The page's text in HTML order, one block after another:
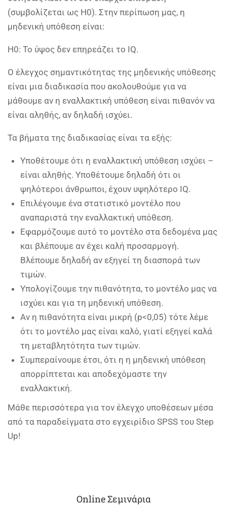
(συμβολίζεται ως Η0). Στην περίπωση μας, η
μηδενική υπόθεση είναι:
Η0: Το ύψος δεν επηρεάζει το IQ.
Ο έλεγχος σημαντικότητας της μηδενικής υπόθεσης
είναι μια διαδικασία που ακολουθούμε για να
μάθουμε αν η εναλλακτική υπόθεση είναι πιθανόν να
είναι αληθής, αν δηλαδή ισχύει.
Τα βήματα της διαδικασίας είναι τα εξής:
Υποθέτουμε ότι η εναλλακτική υπόθεση ισχύει –
είναι αληθής. Υποθέτουμε δηλαδή ότι οι
ψηλότεροι άνθρωποι, έχουν υψηλότερο IQ.
Επιλέγουμε ένα στατιστικό μοντέλο που
αναπαριστά την εναλλακτική υπόθεση.
Εφαρμόζουμε αυτό το μοντέλο στα δεδομένα μας
και βλέπουμε αν έχει καλή προσαρμογή.
Βλέπουμε δηλαδή αν εξηγεί τη διασπορά των
τιμών.
Υπολογίζουμε την πιθανότητα, το μοντέλο μας να
ισχύει και για τη μηδενική υπόθεση.
Αν η πιθανότητα είναι μικρή (p<0,05) τότε λέμε
ότι το μοντέλο μας είναι καλό, γιατί εξηγεί καλά
τη μεταβλητότητα των τιμών.
Συμπεραίνουμε έτσι, ότι η η μηδενική υπόθεση
απορρίπτεται και αποδεχόμαστε την
εναλλακτική.
Μάθε περισσότερα για τον έλεγχο υποθέσεων μέσα
από τα παραδείγματα στο εγχειρίδιο SPSS του Step
Up!
Online Σεμινάρια